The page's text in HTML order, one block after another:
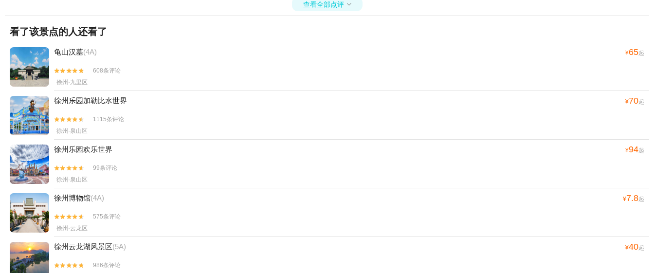
查看全部点评 
看了该景点的人还看了
龟山汉墓(4A) ¥65起


608条评论
徐州·九里区
徐州乐园加勒比水世界 ¥70起


1115条评论
徐州·泉山区
徐州乐园欢乐世界 ¥94起


99条评论
徐州·泉山区
徐州博物馆(4A) ¥7.8起


575条评论
徐州·云龙区
徐州云龙湖风景区(5A) ¥40起

 986条评论